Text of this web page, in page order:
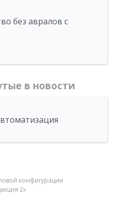
без авралов с
в новости
конфигурации
2»